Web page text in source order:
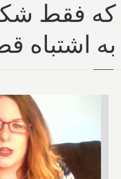
که فقط
به اشتباه